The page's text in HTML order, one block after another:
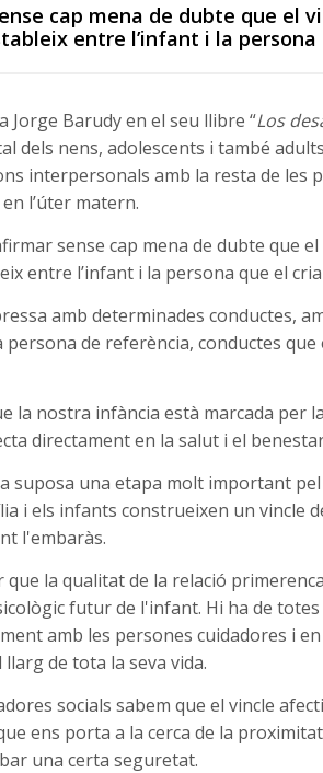
cap mena de dubte que el
entre l’infant i la
Jorge Barudy en el seu llibre “Los
dels nens, adolescents i també
interpersonals amb la resta de les
l’úter matern.
sense cap mena de dubte que
entre l’infant i la persona que el
amb determinades conductes,
de referència, conductes
la nostra infància està marcada per
directament en la salut i el
suposa una etapa molt important
i els infants construeixen un vincle
l'embaràs.
que la qualitat de la relació
futur de l'infant. Hi ha de
amb les persones cuidadores i
de tota la seva vida.
socials sabem que el vincle
ens porta a la cerca de la
una certa seguretat.